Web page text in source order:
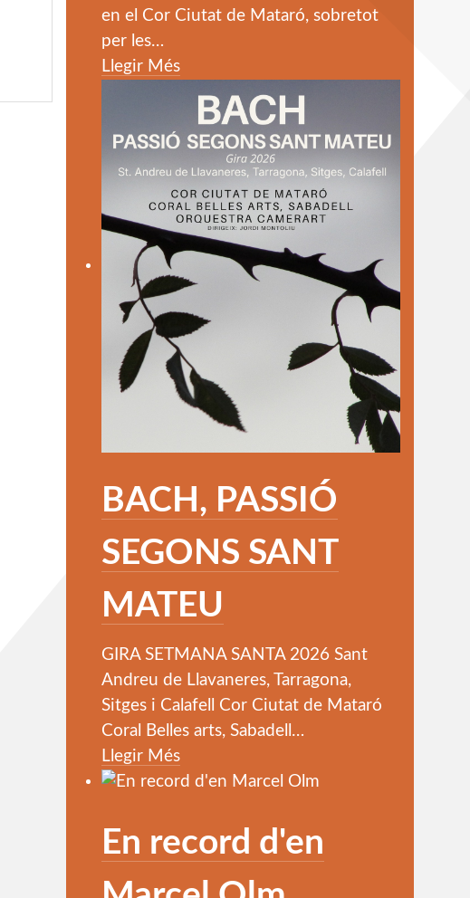
en el Cor Ciutat de Mataró, sobretot
per les…
Llegir Més
BACH, PASSIÓ
SEGONS SANT
MATEU
GIRA SETMANA SANTA 2026 Sant
Andreu de Llavaneres, Tarragona,
Sitges i Calafell Cor Ciutat de Mataró
Coral Belles arts, Sabadell …
Llegir Més
En record d'en